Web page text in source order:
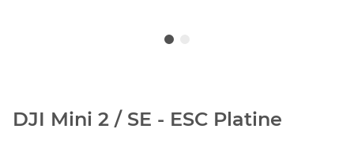
DJI Mini 2 / SE - ESC Platine